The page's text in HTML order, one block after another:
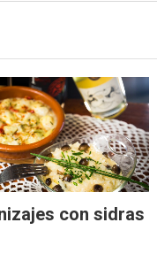
con sidras